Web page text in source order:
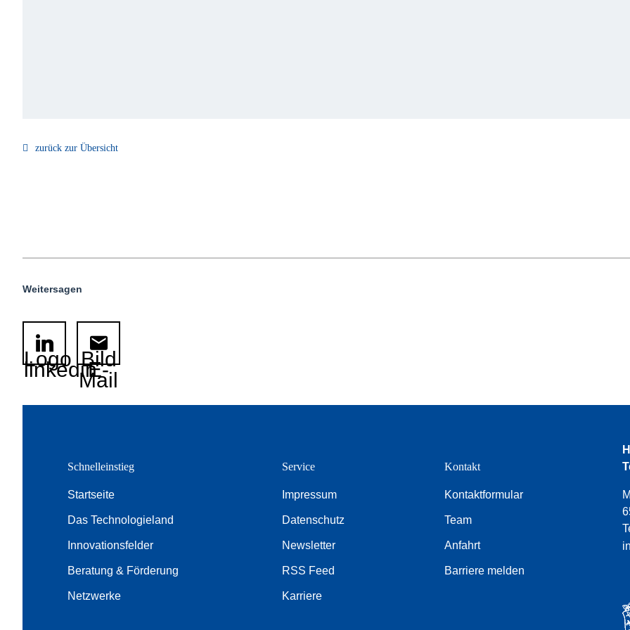
zurück zur Übersicht
Weitersagen
Logo
linkedinBild
E-
Mail
Schnelleinstieg
Startseite
Das Technologieland
Innovationsfelder
Beratung & Förderung
Netzwerke
Service
Impressum
Datenschutz
Newsletter
RSS Feed
Karriere
Kontakt
Kontaktformular
Team
Anfahrt
Barriere melden